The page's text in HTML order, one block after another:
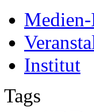
Institut
Tags